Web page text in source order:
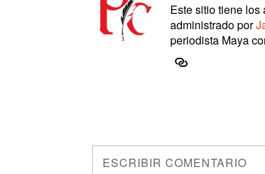
Este sitio tiene
administrado por
periodista Maya